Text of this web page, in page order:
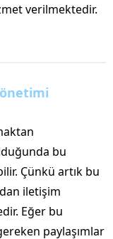
verilmektedir.
bu
Çünkü artık bu
iletişim
Eğer bu
paylaşımlar